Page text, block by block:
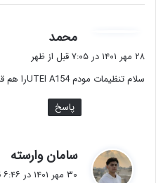
محمد
ت
۲۸ مهر ۱۴۰۱ در ۷:۰۵ قبل از ظهر
سلام تنظیمات مودم UTEI A154را هم قرار دهید.
پاسخ
سامان وارسته
ف
۳۰ مهر ۱۴۰۱ در ۶:۴۶ قبل از ظهر